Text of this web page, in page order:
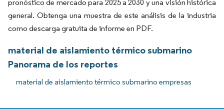
pronóstico de mercado para 2025 a 2030 y una visión histórica
general. Obtenga una muestra de este análisis de la industria
como descarga gratuita de informe en PDF.
material de aislamiento térmico submarino
Panorama de los reportes
material de aislamiento térmico submarino empresas